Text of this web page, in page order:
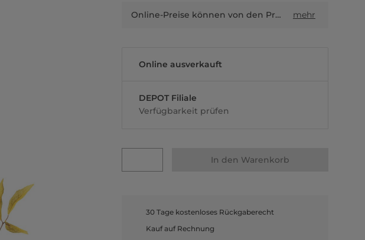
Online-Preise können von den Preisen in Filialen sowie Shop-in-Shop-Flächen abweichen. mehr
Online ausverkauft
DEPOT Filiale
Verfügbarkeit prüfen
In den Warenkorb
30 Tage kostenloses Rückgaberecht
Kauf auf Rechnung